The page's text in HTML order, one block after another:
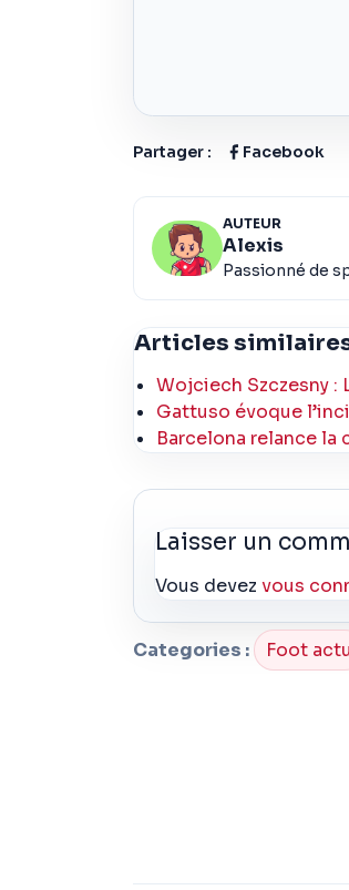
Partager : Facebook
AUTEUR
Alexis
Passionné de
Articles
Wojciech Szczesny :
Gattuso évoque
Barcelona relance la
Laisser un
Vous devezvous
Categories : Foot actu